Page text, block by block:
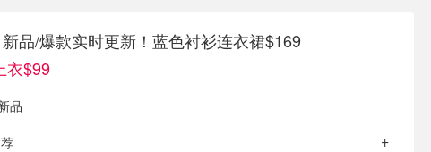
品/爆款实时更新！蓝色衬衫连衣裙$169
衣$99
品